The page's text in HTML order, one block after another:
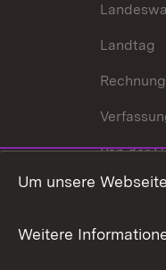
Landtag
Von der
Um unsere
Weitere